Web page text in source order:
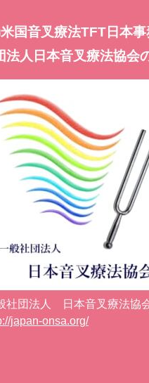
国音叉療法TFT日本
法人日本音叉療法協会
社団法人 日本音叉療法協
japan-onsa.org/